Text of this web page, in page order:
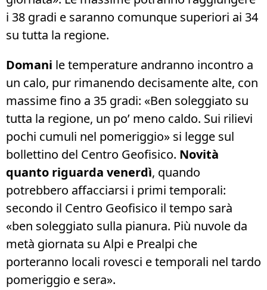
i 38 gradi e saranno comunque superiori ai 34
su tutta la regione.
Domani le temperature andranno incontro a
un calo, pur rimanendo decisamente alte, con
massime fino a 35 gradi: «Ben soleggiato su
tutta la regione, un po’ meno caldo. Sui rilievi
pochi cumuli nel pomeriggio» si legge sul
bollettino del Centro Geofisico. Novità
quanto riguarda venerdì, quando
potrebbero affacciarsi i primi temporali:
secondo il Centro Geofisico il tempo sarà
«ben soleggiato sulla pianura. Più nuvole da
metà giornata su Alpi e Prealpi che
porteranno locali rovesci e temporali nel tardo
pomeriggio e sera».